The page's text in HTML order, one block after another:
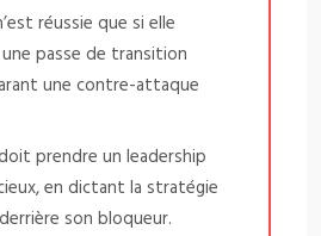
réussie que si elle
passe de transition
une contre-attaque
prendre un leadership
en dictant la stratégie
son bloqueur.